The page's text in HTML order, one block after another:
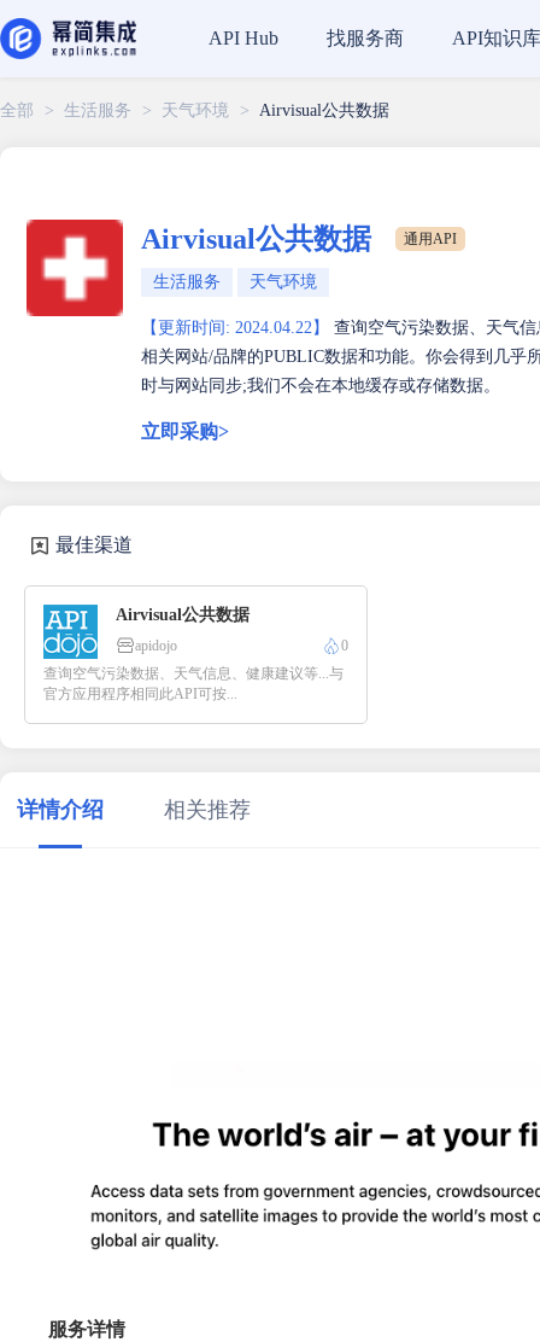
全部 > 生活服务 > 天气环境 > Airvisual公共数据
Airvisual公共数据 通用API
生活服务 天气环境
【更新时间: 2024.04.22】
查询空气污染数据、天气
相关网站/品牌的PUBLIC数据和功能。你会得到几乎
时与网站同步;我们不会在本地缓存或存储数据。
立即采购>
最佳渠道
Airvisual公共数据
apidojo
0
查询空气污染数据、天气信息、健康建议等...与
官方应用程序相同此API可按...
详情介绍 相关推荐
服务详情
API Hub 找服务商 API知识库